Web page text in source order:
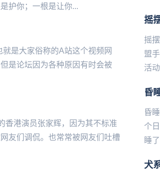
护你；一根是让你...
是大家俗称的A站这个视频网
是论坛因为各种原因有时会被
香港演员张家辉，因为其不标准
友们调侃。也常常被网友们吐槽
摇
摇
盟
活
祖
昏
昏
个
睡
了
犬